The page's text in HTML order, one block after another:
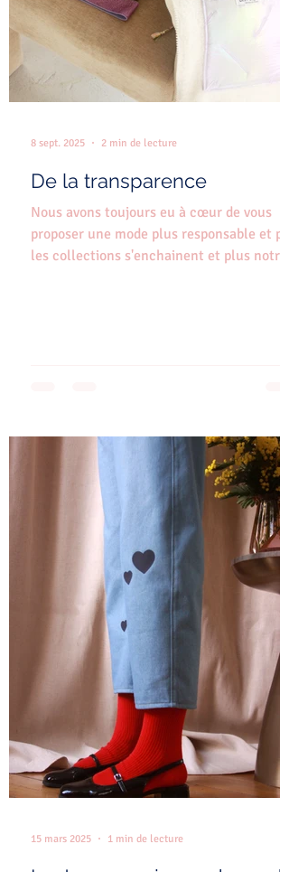
De la transparence
Nous avons toujours eu à cœur de vous
proposer une mode plus responsable et
les collections s'enchainent et plus notre
8 sept. 2025 2 min de lecture
15 mars 2025 1 min de lecture